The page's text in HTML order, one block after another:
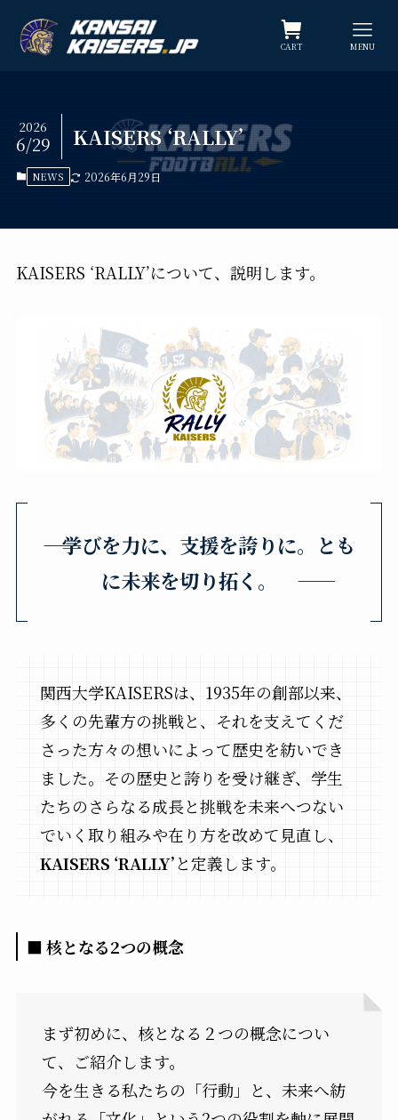
CART MENU
KAISERS ‘RALLY’
2026
6/29
NEWS 2026年6月29日
KAISERS ‘RALLY’について、説明します。
―― 学びを力に、支援を誇りに。とも
に未来を切り拓く。 ――
関西大学KAISERSは、1935年の創部以来、
多くの先輩方の挑戦と、それを支えてくだ
さった方々の想いによって歴史を紡いでき
ました。その歴史と誇りを受け継ぎ、学生
たちのさらなる成長と挑戦を未来へつない
でいく取り組みや在り方を改めて見直し、
KAISERS ‘RALLY’と定義します。
■ 核となる2つの概念
まず初めに、核となる２つの概念につい
て、ご紹介します。
今を生きる私たちの「行動」と、未来へ紡